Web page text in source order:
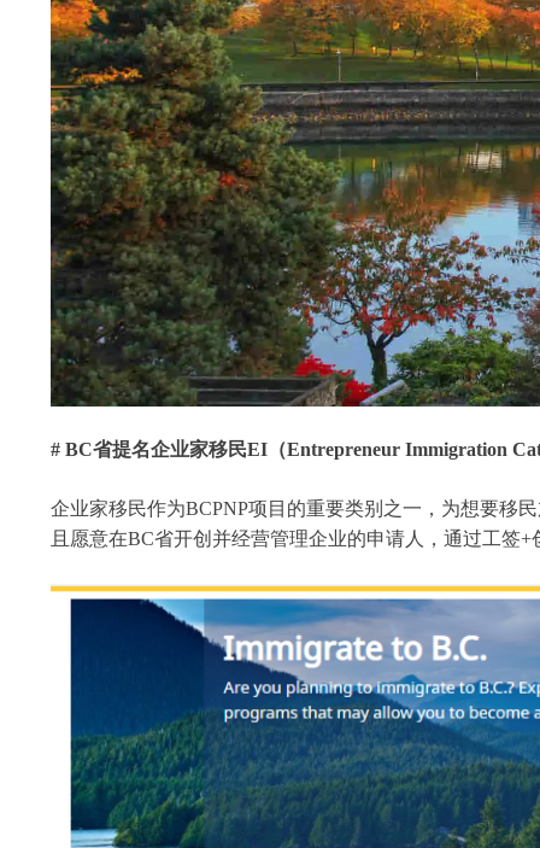
# BC省提名企业家移民EI（Entrepreneur Immigration
企业家移民作为BCPNP项目的重要类别之一，为想要移
且愿意在BC省开创并经营管理企业的申请人，通过工签